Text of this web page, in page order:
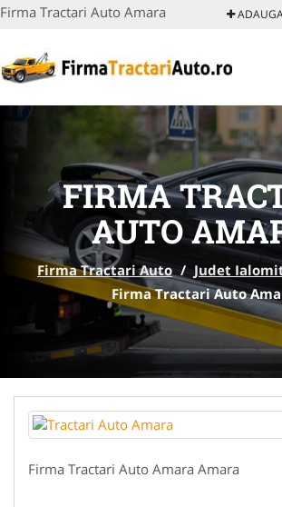
Firma Tractari Auto Amara
FIRMA
AUTO
Firma Tractari Auto / Judet
Firma Tractari Auto
Firma Tractari Auto Amara Amara